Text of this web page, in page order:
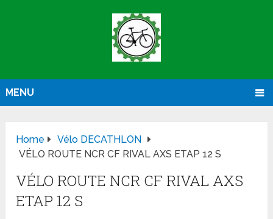
MENU
Home
Vélo DECATHLON
VÉLO ROUTE NCR CF RIVAL AXS ETAP 12 S
VÉLO ROUTE NCR CF RIVAL AXS
ETAP 12 S